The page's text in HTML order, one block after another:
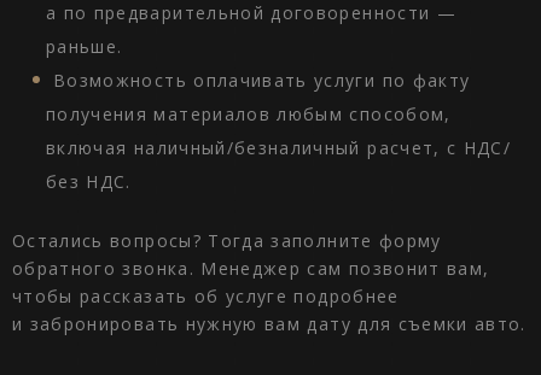
а по предварительной договоренности —
раньше.
Возможность оплачивать услуги по факту
получения материалов любым способом,
включая наличный/безналичный расчет, с НДС/
без НДС.
Остались вопросы? Тогда заполните форму
обратного звонка. Менеджер сам позвонит вам,
чтобы рассказать об услуге подробнее
и забронировать нужную вам дату для съемки авто.